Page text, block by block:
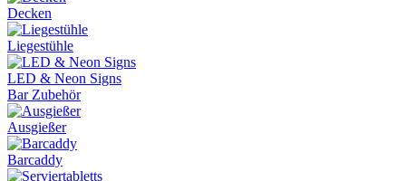
Decken
Liegestühle
LED & Neon Signs
Bar Zubehör
Ausgießer
Barcaddy